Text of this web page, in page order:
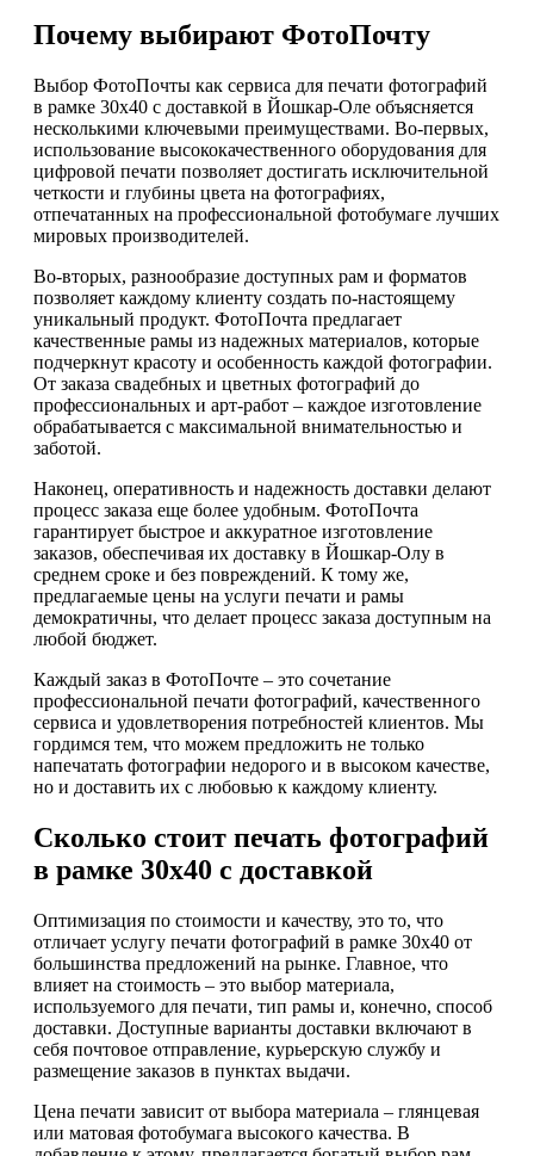
Почему выбирают ФотоПочту
Выбор ФотоПочты как сервиса для печати фотографий
в рамке 30х40 с доставкой в Йошкар-Оле объясняется
несколькими ключевыми преимуществами. Во-первых,
использование высококачественного оборудования для
цифровой печати позволяет достигать исключительной
четкости и глубины цвета на фотографиях,
отпечатанных на профессиональной фотобумаге лучших
мировых производителей.
Во-вторых, разнообразие доступных рам и форматов
позволяет каждому клиенту создать по-настоящему
уникальный продукт. ФотоПочта предлагает
качественные рамы из надежных материалов, которые
подчеркнут красоту и особенность каждой фотографии.
От заказа свадебных и цветных фотографий до
профессиональных и арт-работ – каждое изготовление
обрабатывается с максимальной внимательностью и
заботой.
Наконец, оперативность и надежность доставки делают
процесс заказа еще более удобным. ФотоПочта
гарантирует быстрое и аккуратное изготовление
заказов, обеспечивая их доставку в Йошкар-Олу в
среднем сроке и без повреждений. К тому же,
предлагаемые цены на услуги печати и рамы
демократичны, что делает процесс заказа доступным на
любой бюджет.
Каждый заказ в ФотоПочте – это сочетание
профессиональной печати фотографий, качественного
сервиса и удовлетворения потребностей клиентов. Мы
гордимся тем, что можем предложить не только
напечатать фотографии недорого и в высоком качестве,
но и доставить их с любовью к каждому клиенту.
Сколько стоит печать фотографий
в рамке 30х40 с доставкой
Оптимизация по стоимости и качеству, это то, что
отличает услугу печати фотографий в рамке 30х40 от
большинства предложений на рынке. Главное, что
влияет на стоимость – это выбор материала,
используемого для печати, тип рамы и, конечно, способ
доставки. Доступные варианты доставки включают в
себя почтовое отправление, курьерскую службу и
размещение заказов в пунктах выдачи.
Цена печати зависит от выбора материала – глянцевая
или матовая фотобумага высокого качества. В